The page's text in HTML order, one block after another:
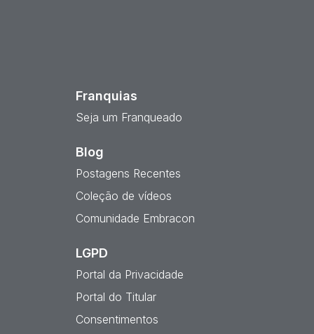
Franquias
Seja um Franqueado
Blog
Postagens Recentes
Coleção de vídeos
Comunidade Embracon
LGPD
Portal da Privacidade
Portal do Titular
Consentimentos